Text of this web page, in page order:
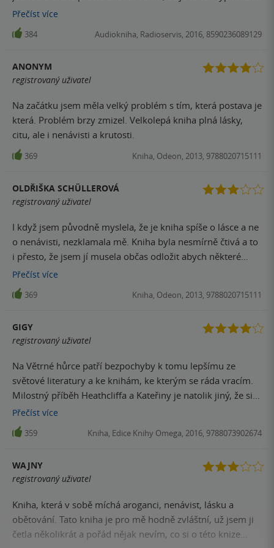
kterou čtete furt dokola a pokaždé si tam něco najdete.
Doporučuji!
Přečíst více
384 Audiokniha, Radioservis, 2016, 8590236089129
ANONYM
registrovaný uživatel
Na začátku jsem měla velký problém s tím, která postava je
která. Problém brzy zmizel. Velkolepá kniha plná lásky,
citu, ale i nenávisti a krutosti.
369 Kniha, Odeon, 2013, 9788020715111
OLDŘIŠKA SCHÜLLEROVÁ
registrovaný uživatel
I když jsem původně myslela, že je kniha spíše o lásce a ne
o nenávisti, nezklamala mě. Kniha byla nesmírně čtivá a to
i přesto, že jsem jí musela občas odložit abych některé
situace v knize rozdýchala. Je to silný příběh a velmi dobře
napsaný příběh, ale těžko budete v knize hledat postavu,
kterou byste si oblíbili.
Přečíst více
369 Kniha, Odeon, 2013, 9788020715111
GIGY
registrovaný uživatel
Na Větrné hůrce patří bezpochyby k tomu lepšímu ze
světové literatury a ke knihám, ke kterým se ráda vracím.
Milostný příběh Heathcliffa a Kateřiny je natolik jiný, že si
ho zamilujete.
Přečíst více
359 Kniha, Edice Knihy Omega, 2016, 9788073902674
WAJNY
registrovaný uživatel
Kniha, která v sobě míchá aroganci, nenávist, lásku a
obětování. Tato kniha je pro mě hodně zvláštní, už jsem ji
četla několikrát a pořád nějak nevím, co si o této knize